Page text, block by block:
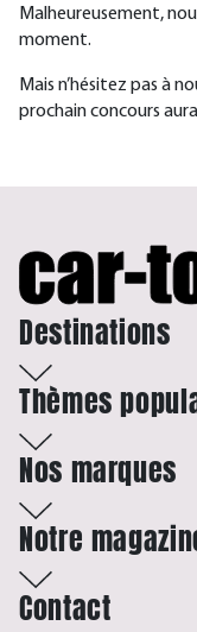
Malheureusement,
moment.
Mais n’hésitez pas à
prochain concours
Destinations
Thèmes
Nos marques
Notre
Contact